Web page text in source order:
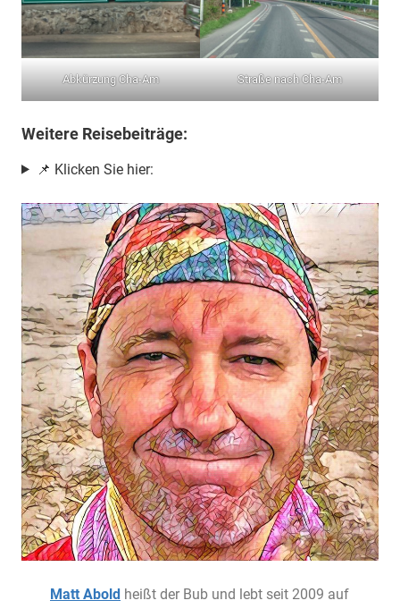
Abkürzung Cha-Am Straße nach Cha-Am
Weitere Reisebeiträge:
📌 Klicken Sie hier:
Matt Abold heißt der Bub und lebt seit 2009 auf